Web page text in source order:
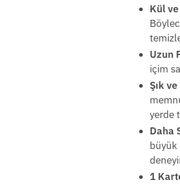
Kül
Uzun
içim
Şık
yerde
Daha
büyük
1